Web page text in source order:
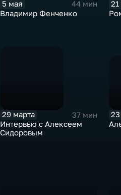
5 мая
44 мин
Владимир Фенченко
21
29 марта
37 мин
Интервью с Алексеем
Сидоровым